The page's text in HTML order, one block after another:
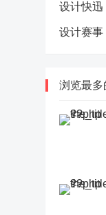
设计快迅
设计赛事
浏览最多